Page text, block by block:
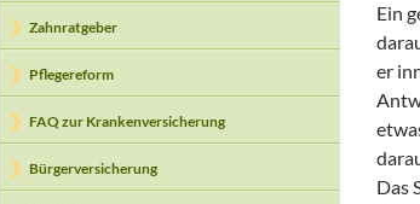
Ein
er
Das
Zahnratgeber
Pflegereform
FAQ zur Krankenversicherung
Bürgerversicherung